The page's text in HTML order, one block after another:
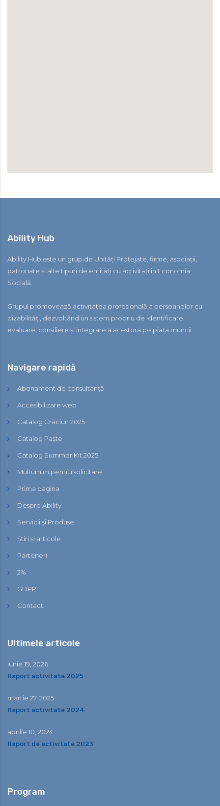
Ability Hub
Ability Hub este un grup de Unități Protejate, firme, asociații,
patronate și alte tipuri de entități cu activități în Economia
Socială.
Grupul promovează activitatea profesională a persoanelor cu
dizabilități, dezvoltând un sistem propriu de identificare,
evaluare, consiliere și integrare a acestora pe piața muncii.
Navigare rapidă
Abonament de consultanță
Accesibilizare web
Catalog Crăciun 2025
Catalog Paște
Catalog Summer Kit 2025
Mulțumim pentru solicitare
Prima pagina
Despre Ability
Servicii și Produse
Știri și articole
Parteneri
2%
GDPR
Contact
Ultimele articole
Raport activitate 2025
iunie 19, 2026
Raport activitate 2024
martie 27, 2025
Raport de activitate 2023
aprilie 10, 2024
Program